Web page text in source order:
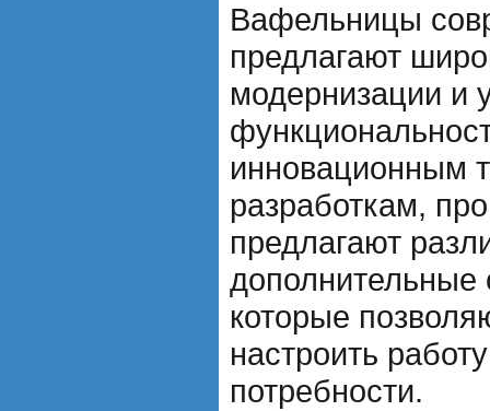
Вафельницы
предлагают
модернизации и
инновационным
разработкам,
предлагают
которые
настроить
потребности.